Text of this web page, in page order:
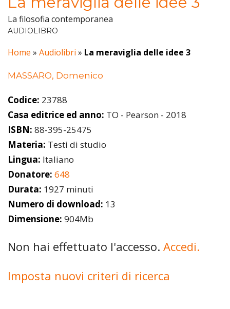
La filosofia contemporanea
AUDIOLIBRO
Home » Audiolibri » La meraviglia delle idee 3
MASSARO, Domenico
Codice: 23788
Casa editrice ed anno: TO - Pearson - 2018
ISBN: 88-395-25475
Materia: Testi di studio
Lingua: Italiano
Donatore: 648
Durata: 1927 minuti
Numero di download: 13
Dimensione: 904Mb
Non hai effettuato l'accesso. Accedi.
Imposta nuovi criteri di ricerca